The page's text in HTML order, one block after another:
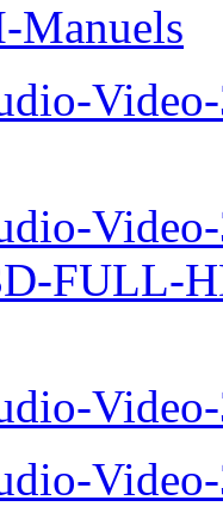
Manuels
FULL-